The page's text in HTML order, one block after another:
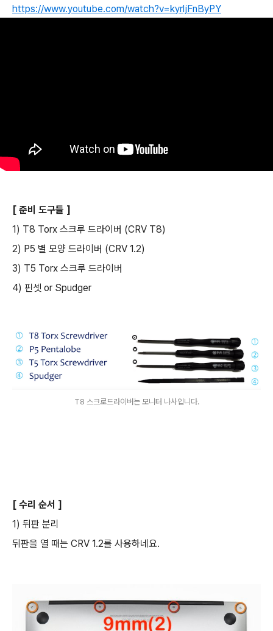
https://www.youtube.com/watch?v=kyrljFnByPY
[ 준비 도구들 ]
1) T8 Torx 스크루 드라이버 (CRV T8)
2) P5 별 모양 드라이버 (CRV 1.2)
3) T5 Torx 스크루 드라이버
4) 핀셋 or Spudger
T8 스크로드라이버는 모니터 나사입니다.
[ 수리 순서 ]
1) 뒤판 분리
뒤판을 열 때는 CRV 1.2를 사용하네요.